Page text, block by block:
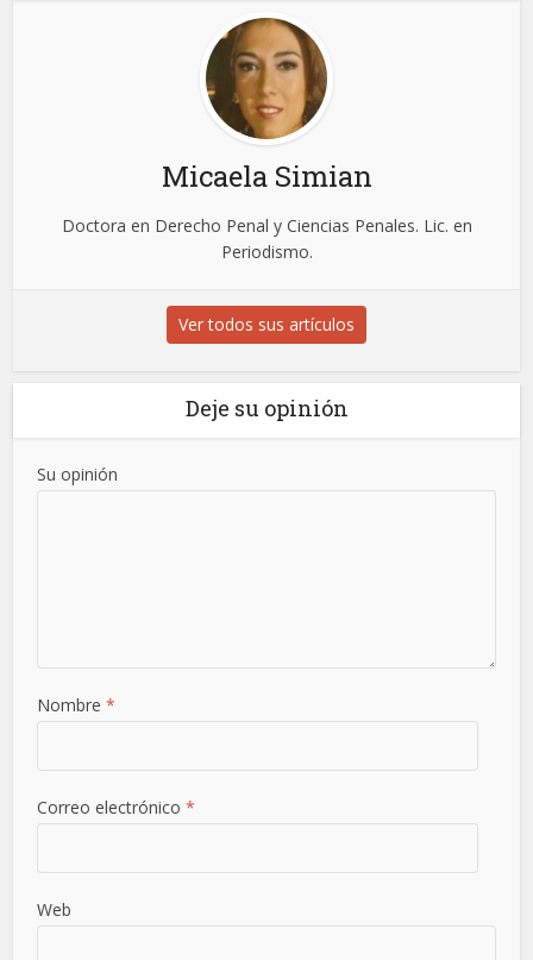
Micaela Simian
Doctora en Derecho Penal y Ciencias Penales. Lic. en
Periodismo.
Ver todos sus artículos
Deje su opinión
Su opinión
Nombre*
Correo electrónico*
Web